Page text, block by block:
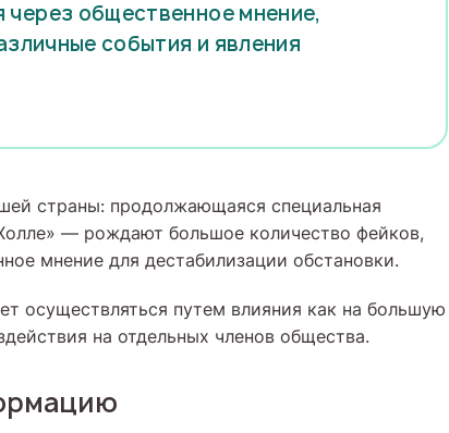
общественное мнение,
события и явления
страны: продолжающаяся специальная
— рождают большое количество фейков,
мнение для дестабилизации обстановки.
осуществляться путем влияния как на большую
на отдельных членов общества.